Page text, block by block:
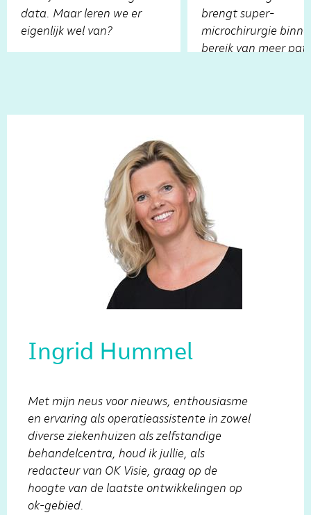
data. Maar leren we er
eigenlijk wel van?
brengt super-
microchirurgie
bereik van meer
Ingrid Hummel
Met mijn neus voor nieuws, enthousiasme
en ervaring als operatieassistente in zowel
diverse ziekenhuizen als zelfstandige
behandelcentra, houd ik jullie, als
redacteur van OK Visie, graag op de
hoogte van de laatste ontwikkelingen op
ok-gebied.